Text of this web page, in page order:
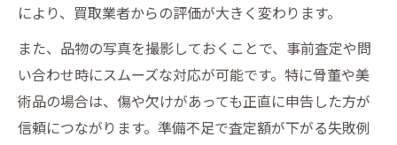
により、買取業者からの評価が大きく変わります。
また、品物の写真を撮影しておくことで、事前査定や問
い合わせ時にスムーズな対応が可能です。特に骨董や美
術品の場合は、傷や欠けがあっても正直に申告した方が
信頼につながります。準備不足で査定額が下がる失敗例